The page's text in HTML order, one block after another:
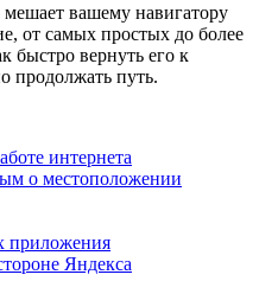
мешает вашему навигатору
от самых простых до более
быстро вернуть его к
продолжать путь.
интернета
о местоположении
приложения
Яндекса